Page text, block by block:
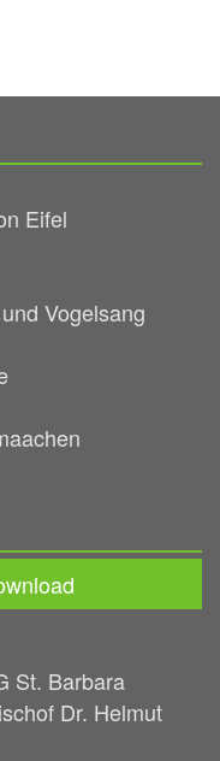
Eifel
Vogelsang
St. Barbara
Dr. Helmut